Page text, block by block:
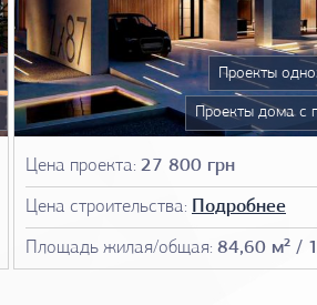
Есть
Цена проекта: 27 800 грн
Цена строительства: Подробнее
Площадь жилая/общая: 84,60 м² /
Проекты
Проекты дома с
Проекты